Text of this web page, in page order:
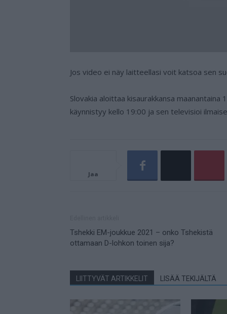
Jos video ei näy laitteellasi voit katsoa sen
Slovakia aloittaa kisaurakkansa maanantaina
käynnistyy kello 19:00 ja sen televisioi
Jaa
Tshekki EM-joukkue 2021 – onko Tshekistä
ottamaan D-lohkon toinen sija?
LIITTYVÄT ARTIKKELIT LISÄÄ TEKIJÄLTÄ